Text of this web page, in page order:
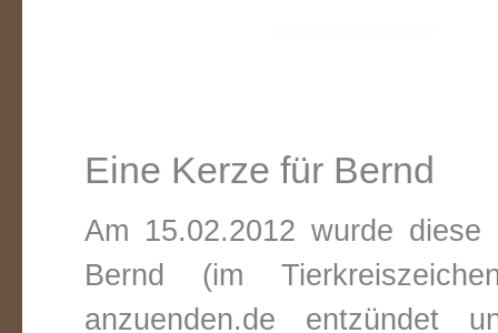
Eine Kerze für Bernd
Am 15.02.2012 wurde
Bernd (im
anzuenden.de entzündet